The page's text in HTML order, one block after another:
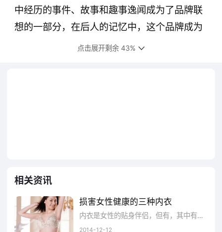
中经历的事件、故事和趣事逸闻成为了品牌联
想的一部分，在后人的记忆中，这个品牌成为
了某种文化象征，进而具有了文化内涵。
人来说Levi’s®是美国文化的象征，穿Levi’s®
牛仔裤有一种异国风情。列维斯品牌的上述文
化就是来源历史的积淀。
点击展开剩余 43%
相关资讯
损害女性健康的三种内衣
内衣是女性的贴身伴侣，但有，其中有三种内衣被称为损害女性健康的头号杀手，各位姐妹要注意啦!如果您衣柜里有这样的内衣，为了您的健...
2014-12-12